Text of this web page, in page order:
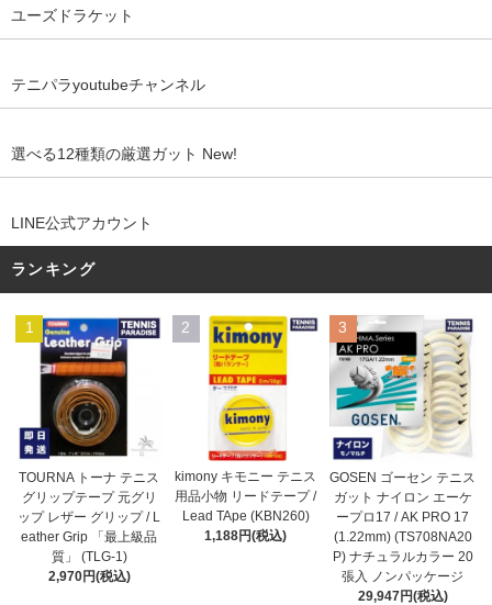
ユーズドラケット
テニパラyoutubeチャンネル
選べる12種類の厳選ガット New!
LINE公式アカウント
ランキング
1
TOURNA トーナ テニス
グリップテープ 元グリ
ップ レザー グリップ / L
eather Grip 「最上級品
質」 (TLG-1)
2,970円(税込)
2
kimony キモニー テニス
用品小物 リードテープ /
Lead TApe (KBN260)
1,188円(税込)
3
GOSEN ゴーセン テニス
ガット ナイロン エーケ
ープロ17 / AK PRO 17
(1.22mm) (TS708NA20
P) ナチュラルカラー 20
張入 ノンパッケージ
29,947円(税込)